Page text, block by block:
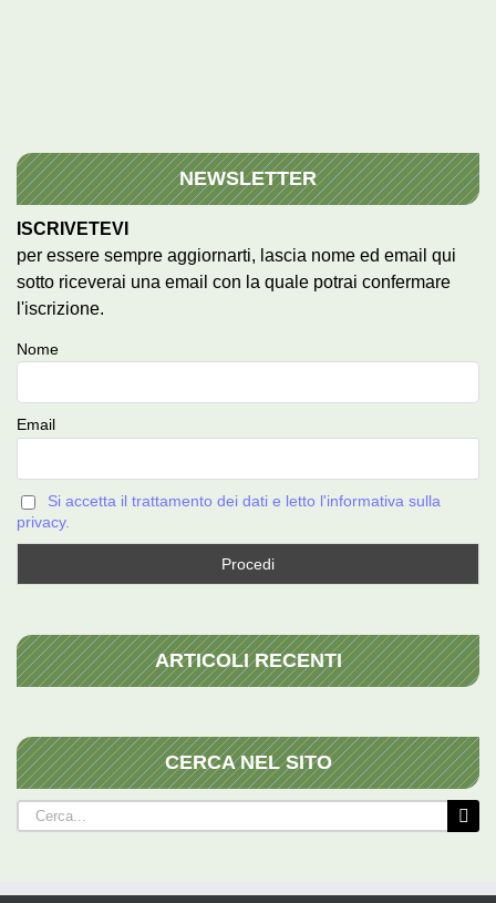
NEWSLETTER
ISCRIVETEVI
per essere sempre aggiornarti, lascia nome ed email qui
sotto riceverai una email con la quale potrai confermare
l'iscrizione.
Nome
Email
Si accetta il trattamento dei dati e letto l'informativa sulla
privacy.
ARTICOLI RECENTI
CERCA NEL SITO
Cerca
per: